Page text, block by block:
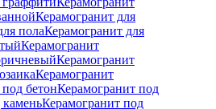
Керамогранит для
полаКерамогранит для
Керамогранит
Керамогранит
Керамогранит
бетонКерамогранит под
Керамогранит под